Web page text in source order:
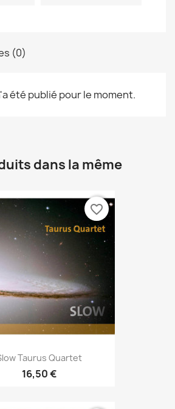
(0)
été publié pour le moment.
dans la même
Taurus Quartet
16,50 €
favorite_border